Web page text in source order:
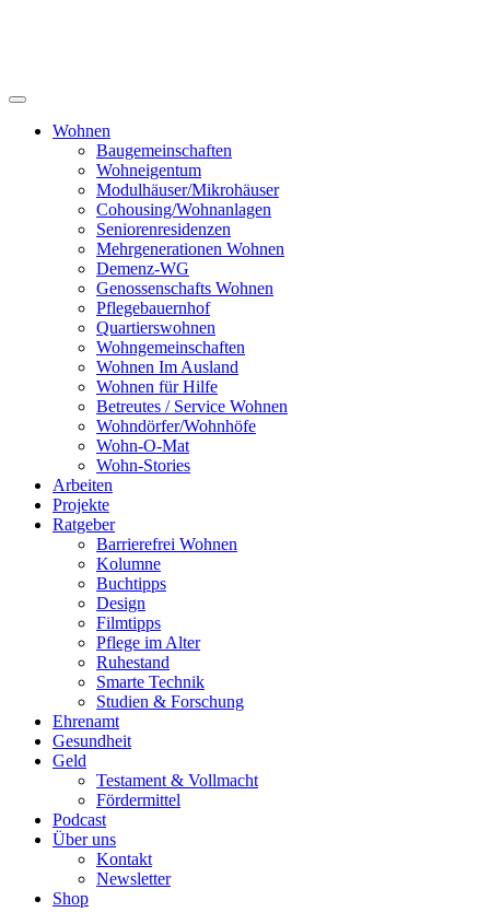
Wohnen
Baugemeinschaften
Wohneigentum
Modulhäuser/Mikrohäuser
Cohousing/Wohnanlagen
Seniorenresidenzen
Mehrgenerationen Wohnen
Demenz-WG
Genossenschafts Wohnen
Pflegebauernhof
Quartierswohnen
Wohngemeinschaften
Wohnen Im Ausland
Wohnen für Hilfe
Betreutes / Service Wohnen
Wohndörfer/Wohnhöfe
Wohn-O-Mat
Wohn-Stories
Arbeiten
Projekte
Ratgeber
Barrierefrei Wohnen
Kolumne
Buchtipps
Design
Filmtipps
Pflege im Alter
Ruhestand
Smarte Technik
Studien & Forschung
Ehrenamt
Gesundheit
Geld
Testament & Vollmacht
Fördermittel
Podcast
Über uns
Kontakt
Newsletter
Shop